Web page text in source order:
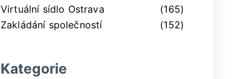
Virtuální sídlo Ostrava
(165)
Zakládání společností
(152)
Kategorie